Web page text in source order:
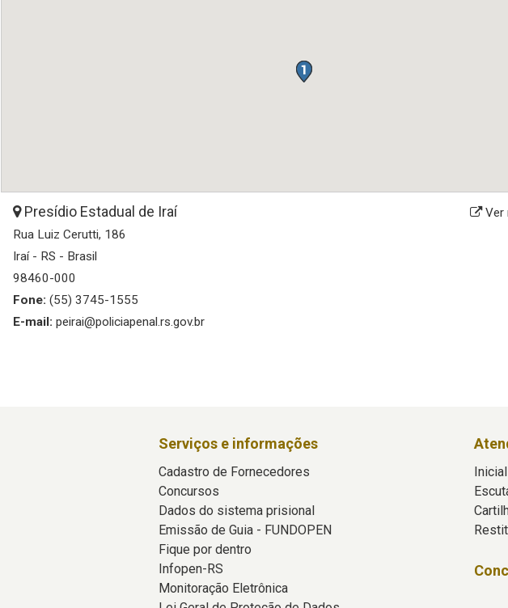
Presídio Estadual de Iraí
Rua Luiz Cerutti, 186
Iraí - RS - Brasil
98460-000
Fone: (55) 3745-1555
E-mail: peirai@policiapenal.rs.gov.br
Ver
Serviços e informações
Cadastro de Fornecedores
Concursos
Dados do sistema prisional
Emissão de Guia - FUNDOPEN
Fique por dentro
Infopen-RS
Monitoração Eletrônica
Inicial